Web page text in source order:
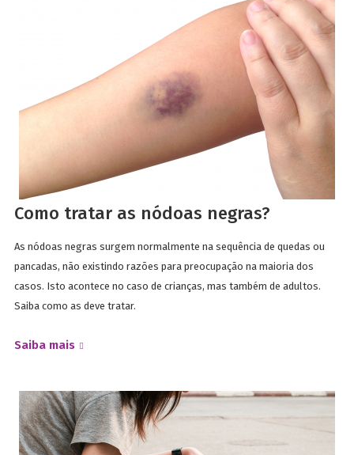
Como tratar as nódoas negras?
As nódoas negras surgem normalmente na sequência de quedas ou
pancadas, não existindo razões para preocupação na maioria dos
casos. Isto acontece no caso de crianças, mas também de adultos.
Saiba como as deve tratar.
Saiba mais